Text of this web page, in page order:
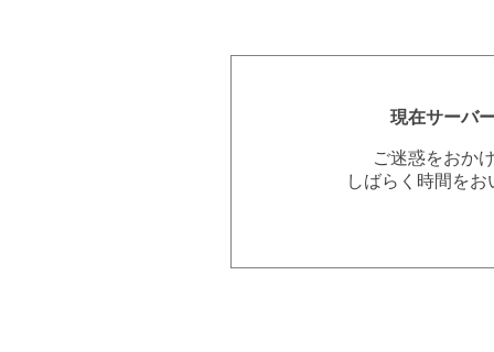
現在サーバ
ご迷惑をおか
しばらく時間を